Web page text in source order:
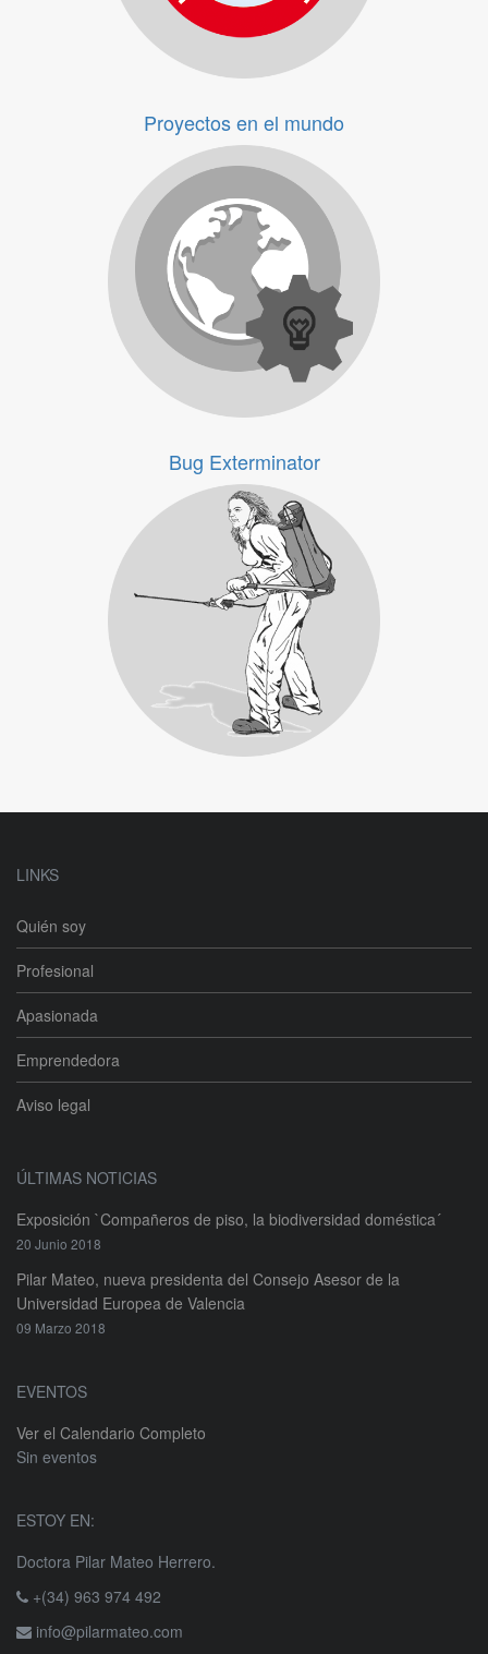
Proyectos en el mundo
Proyectos en el mundo
Bug Exterminator
Bug Exterminator
LINKS
Quién soy
Profesional
Apasionada
Emprendedora
Aviso legal
ÚLTIMAS NOTICIAS
Exposición `Compañeros de piso, la biodiversidad doméstica´
20 Junio 2018
Pilar Mateo, nueva presidenta del Consejo Asesor de la
Universidad Europea de Valencia
09 Marzo 2018
EVENTOS
Ver el Calendario Completo
Sin eventos
ESTOY EN:
Doctora Pilar Mateo Herrero.
+(34) 963 974 492
info@pilarmateo.com